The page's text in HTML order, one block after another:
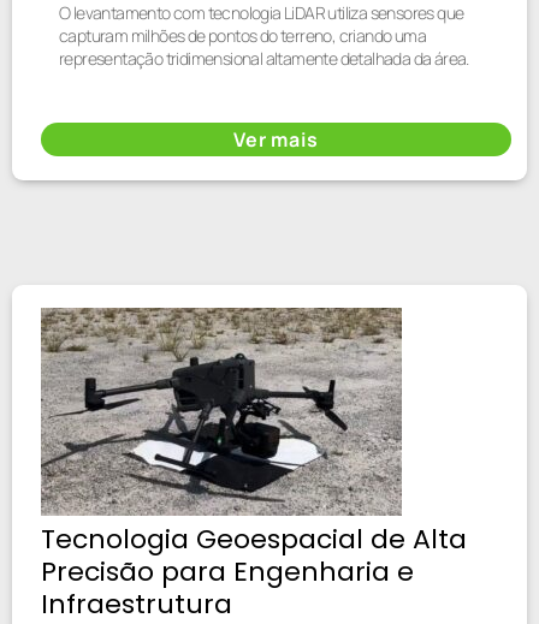
O levantamento com tecnologia LiDAR utiliza sensores que
capturam milhões de pontos do terreno, criando uma
representação tridimensional altamente detalhada da área.
Ver mais
Tecnologia Geoespacial de Alta
Precisão para Engenharia e
Infraestrutura